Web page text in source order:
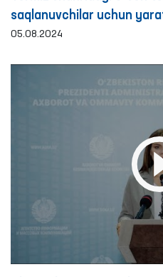
saqlanuvchilar uchun
o‘rganildi
05.08.2024